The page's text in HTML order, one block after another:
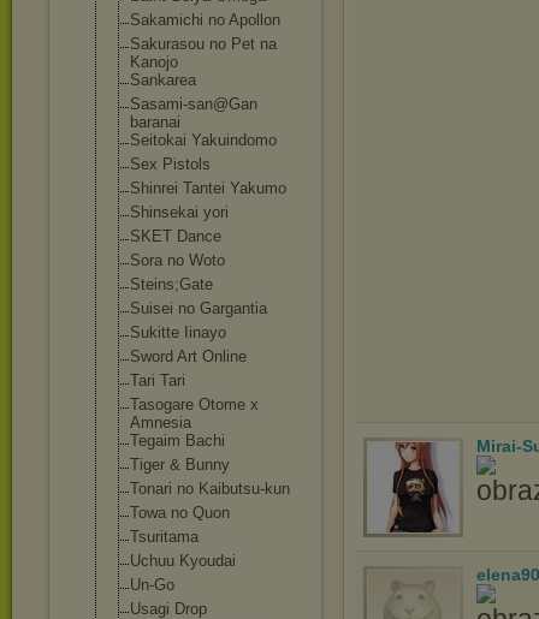
Sakamichi no Apollon
Sakurasou no Pet na
Kanojo
Sankarea
Sasami-san@Gan
baranai
Seitokai Yakuindomo
Sex Pistols
Shinrei Tantei Yakumo
Shinsekai yori
SKET Dance
Sora no Woto
Steins;Gate
Suisei no Gargantia
Sukitte Iinayo
Sword Art Online
Tari Tari
Tasogare Otome x
Amnesia
Tegaim Bachi
Tiger & Bunny
Tonari no Kaibutsu-kun
Towa no Quon
Tsuritama
Uchuu Kyoudai
Un-Go
Usagi Drop
Mirai-
elena90